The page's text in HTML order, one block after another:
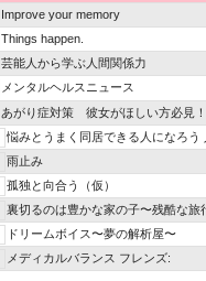
Improve your memory
Things happen.
芸能人から学ぶ人間関係力
メンタルヘルスニュース
あがり症対策 彼女がほしい方必見！
悩みとうまく同居できる人になろう 人生を楽に
雨止み
孤独と向合う（仮）
裏切るのは豊かな家の子〜残酷な旅
ドリームボイス〜夢の解析屋〜
メディカルバランス フレンズ: